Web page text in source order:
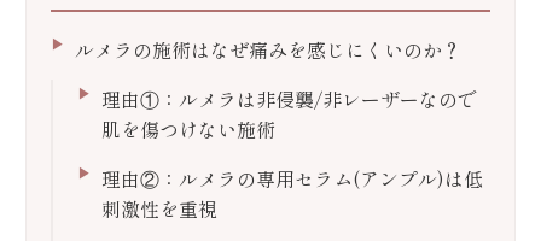
ルメラの施術はなぜ痛みを感じにくいのか？
理由①：ルメラは非侵襲/非レーザーなので
肌を傷つけない施術
理由②：ルメラの専用セラム(アンプル)は低
刺激性を重視